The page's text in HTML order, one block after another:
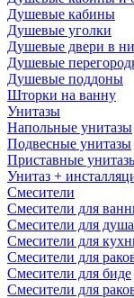
Душевые кабины
Душевые уголки
Душевые двери в
Душевые
Душевые поддоны
Шторки на ванну
Унитазы
Напольные унитазы
Подвесные унитазы
Приставные
Унитаз +
Смесители
Смесители для
Смесители для душа
Смесители для
Смесители для
Смесители для биде
Смесители для